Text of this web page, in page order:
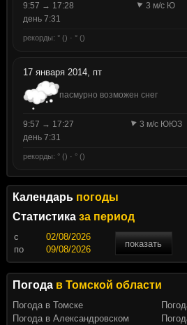
9:57 → 17:28
3 м/с Ю
день 7:31
рекорды: ° () · ° ()
17 января 2014, пт
пасмурно возможен снег
9:57 → 17:27
3 м/с ЮЮЗ
день 7:31
рекорды: ° () · ° ()
Календарь погоды
Статистика за период
c
показать
по
Погода в Томской области
Погода в Томске
Погода в Александровском